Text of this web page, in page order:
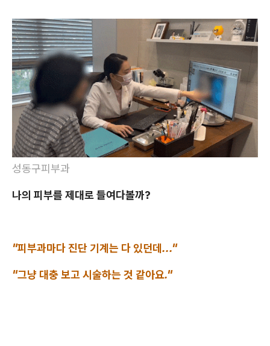
성동구피부과
나의 피부를 제대로 들여다볼까?
"피부과마다 진단 기계는 다 있던데..."
"그냥 대충 보고 시술하는 것 같아요."